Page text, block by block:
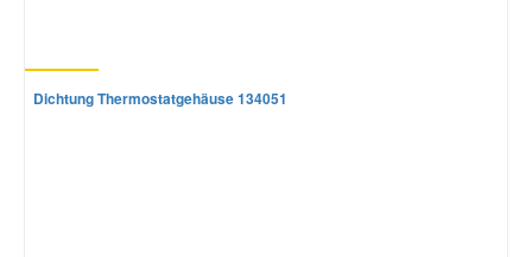
Dichtung Thermostatgehäuse 134051
Skoda Ersatzteile